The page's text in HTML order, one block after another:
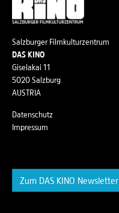
Salzburger Filmkulturzentrum
DAS KINO
Giselakai 11
5020 Salzburg
AUSTRIA
Datenschutz
Impressum
Zum DAS KINO Newsletter